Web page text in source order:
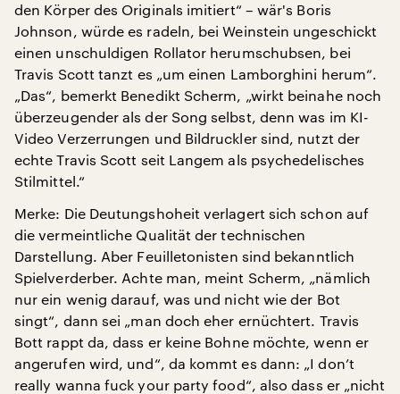
den Körper des Originals imitiert“ – wär's Boris
Johnson, würde es radeln, bei Weinstein ungeschickt
einen unschuldigen Rollator herumschubsen, bei
Travis Scott tanzt es „um einen Lamborghini herum“.
„Das“, bemerkt Benedikt Scherm, „wirkt beinahe noch
überzeugender als der Song selbst, denn was im KI-
Video Verzerrungen und Bildruckler sind, nutzt der
echte Travis Scott seit Langem als psychedelisches
Stilmittel.“
Merke: Die Deutungshoheit verlagert sich schon auf
die vermeintliche Qualität der technischen
Darstellung. Aber Feuilletonisten sind bekanntlich
Spielverderber. Achte man, meint Scherm, „nämlich
nur ein wenig darauf, was und nicht wie der Bot
singt“, dann sei „man doch eher ernüchtert. Travis
Bott rappt da, dass er keine Bohne möchte, wenn er
angerufen wird, und“, da kommt es dann: „I don’t
really wanna fuck your party food“, also dass er „nicht